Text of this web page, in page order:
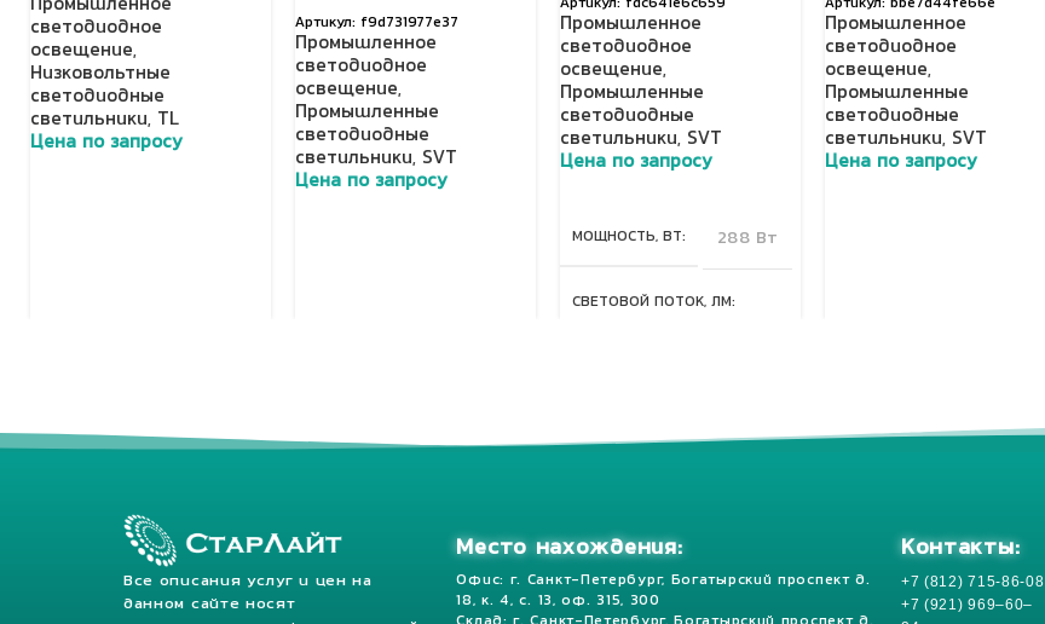
Промышленное
светодиодное
освещение,
Низковольтные
светодиодные
светильники, TL
Цена по запросу
f9d731977e37
Промышленное
светодиодное
освещение,
Промышленные
светодиодные
светильники, SVT
Цена по запросу
fdc641e6c659
Промышленное
светодиодное
освещение,
Промышленные
светодиодные
светильники, SVT
Цена по запросу
МОЩНОСТЬ, ВТ 288 Вт
СВЕТОВОЙ ПОТОК, ЛМ
bbe7d44fe66e
Промышленное
светодиодное
освещение,
Промышленные
светодиодные
светильники, SVT
Цена по запросу
Все описания услуг и цен на
данном сайте носят
Место нахождения:
Офис: г. Санкт-Петербург, Богатырский проспект д.
18, к. 4, с. 13, оф. 315, 300
Контакты:
+7 (812) 715-86-08
+7 (921) 969–60–